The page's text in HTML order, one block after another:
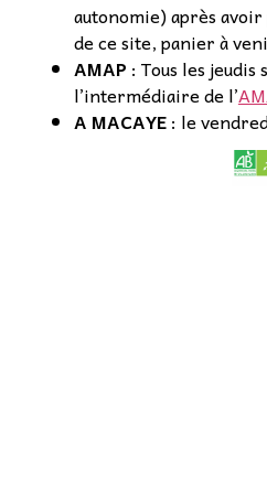
autonomie) après
de ce site, panier à
AMAP : Tous les jeudis
l’intermédiaire de l’
A MACAYE: le